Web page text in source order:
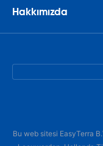
Hakkımızda
Bu web sitesi EasyTerra